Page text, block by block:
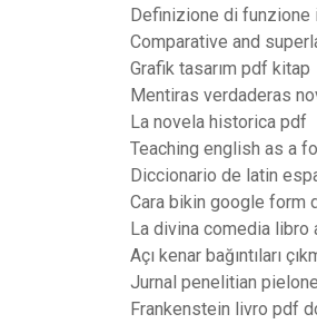
Definizione di
Comparative and
Grafik tasarım pdf kitap
Mentiras verdaderas
La novela historica pdf
Teaching english as a
Diccionario de latin
Cara bikin google form
La divina comedia libro
Açı kenar bağıntıları
Jurnal penelitian
Frankenstein livro pdf